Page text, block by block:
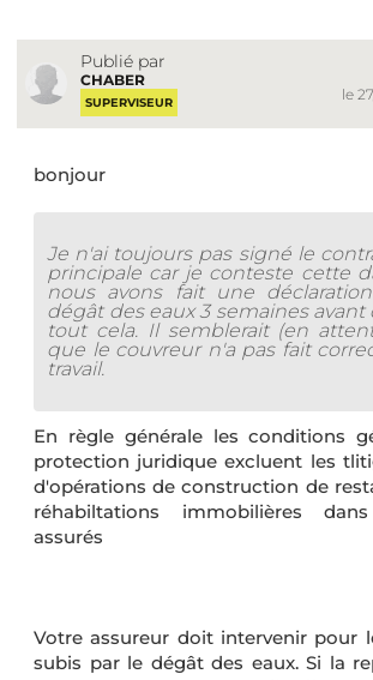
Publié par
CHABER
SUPERVISEUR
le
bonjour
Je n'ai toujours pas signé le
principale car je conteste cette
nous avons fait une
dégât des eaux 3 semaines
tout cela. Il semblerait (en
que le couvreur n'a pas fait
travail.
En règle générale les conditions
protection juridique excluent les
d'opérations de construction de
réhabiltations immobilières
assurés
Votre assureur doit intervenir pour
subis par le dégât des eaux. Si la